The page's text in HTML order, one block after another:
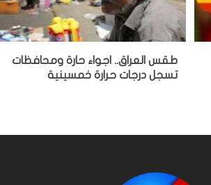
طقس العراق.. اجواء حارة ومحافظات
تسجل درجات حرارة خمسينية